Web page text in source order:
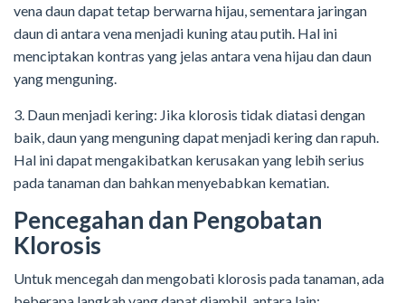
vena daun dapat tetap berwarna hijau, sementara jaringan
daun di antara vena menjadi kuning atau putih. Hal ini
menciptakan kontras yang jelas antara vena hijau dan daun
yang menguning.
3. Daun menjadi kering: Jika klorosis tidak diatasi dengan
baik, daun yang menguning dapat menjadi kering dan rapuh.
Hal ini dapat mengakibatkan kerusakan yang lebih serius
pada tanaman dan bahkan menyebabkan kematian.
Pencegahan dan Pengobatan
Klorosis
Untuk mencegah dan mengobati klorosis pada tanaman, ada